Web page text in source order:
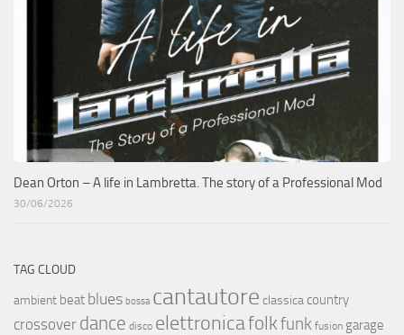
Dean Orton – A life in Lambretta. The story of a Professional Mod
30/06/2026
TAG CLOUD
ambient beat blues bossa cantautore classica country
crossover dance disco elettronicafolkfunk fusion garage